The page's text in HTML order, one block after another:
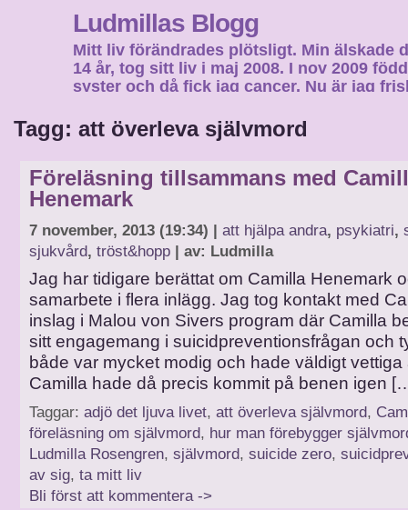
Ludmillas Blogg
Mitt liv förändrades plötsligt. Min älskade
14 år, tog sitt liv i maj 2008. I nov 2009
syster och då fick jag cancer. Nu är jag
Tagg: att överleva självmord
Föreläsning tillsammans med
Henemark
7 november, 2013 (19:34) | att hjälpa andra, psykiatri,
sjukvård, tröst&hopp | av: Ludmilla
Jag har tidigare berättat om Camilla Henemark
samarbete i flera inlägg. Jag tog kontakt med
inslag i Malou von Sivers program där Camilla
sitt engagemang i suicidpreventionsfrågan och
både var mycket modig och hade väldigt vettiga
Camilla hade då precis kommit på benen igen
Taggar: adjö det ljuva livet, att överleva självmord,
föreläsning om självmord, hur man förebygger
Ludmilla Rosengren, självmord, suicide zero,
av sig, ta mitt liv
Bli först att kommentera ->